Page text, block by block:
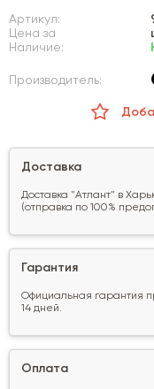
Артикул:
Цена за
Наличие:
Производитель:
Доставка
Доставка "Атлант" в
(отправка по 100%
Гарантия
Официальная гарантия
14 дней.
Оплата